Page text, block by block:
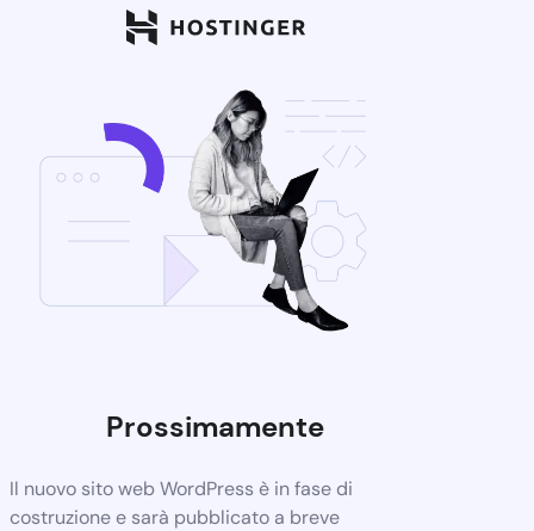
Prossimamente
Il nuovo sito web WordPress è in fase di
costruzione e sarà pubblicato a breve